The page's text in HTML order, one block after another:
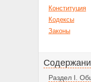
Конституция
Кодексы
Законы
Раздел I.